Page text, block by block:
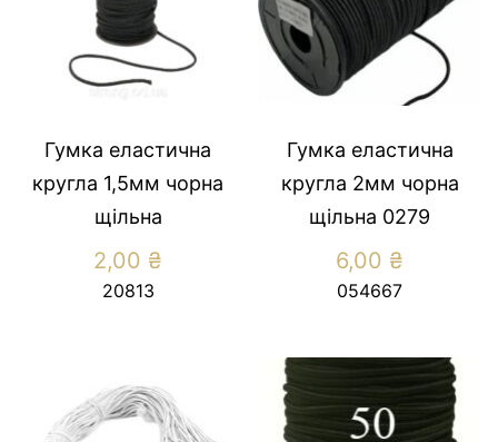
Гумка еластична
кругла 1,5мм чорна
щільна
2,00 ₴
20813
Гумка еластична
кругла 2мм чорна
щільна 0279
6,00 ₴
054667